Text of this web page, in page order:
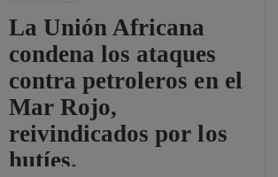
La Unión Africana
condena los ataques
contra petroleros en el
Mar Rojo,
reivindicados por los
hutíes.